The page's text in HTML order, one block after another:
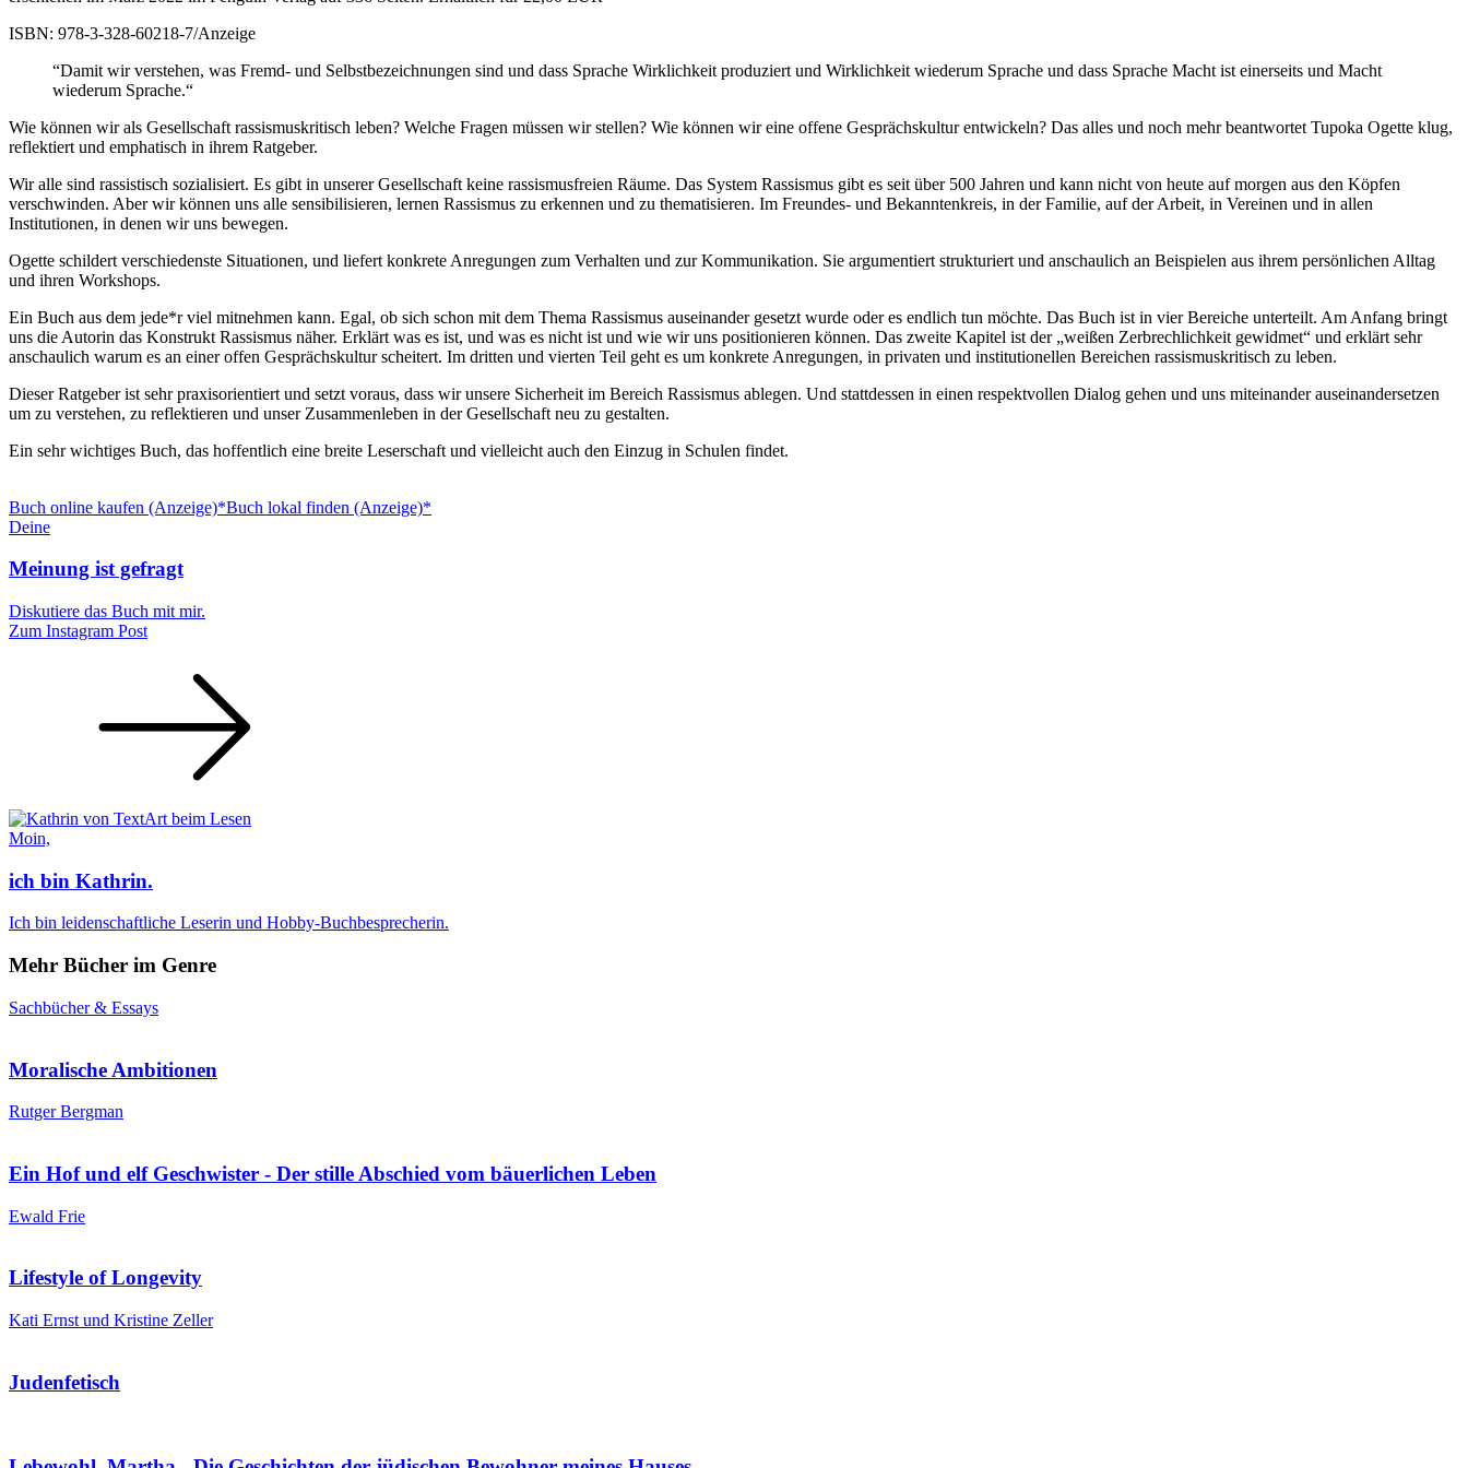
ISBN: 978-3-328-60218-7/Anzeige
“Damit wir verstehen, was Fremd- und Selbstbezeichnungen sind und dass Sprache Wirklichkeit produziert und Wirklichkeit wiederum Sprache und dass Sprache Macht ist einerseits und Macht
wiederum Sprache.“
Wie können wir als Gesellschaft rassismuskritisch leben? Welche Fragen müssen wir stellen? Wie können wir eine offene Gesprächskultur entwickeln? Das alles und noch mehr beantwortet Tupoka Ogette klug,
reflektiert und emphatisch in ihrem Ratgeber.
Wir alle sind rassistisch sozialisiert. Es gibt in unserer Gesellschaft keine rassismusfreien Räume. Das System Rassismus gibt es seit über 500 Jahren und kann nicht von heute auf morgen aus den Köpfen
verschwinden. Aber wir können uns alle sensibilisieren, lernen Rassismus zu erkennen und zu thematisieren. Im Freundes- und Bekanntenkreis, in der Familie, auf der Arbeit, in Vereinen und in allen
Institutionen, in denen wir uns bewegen.
Ogette schildert verschiedenste Situationen, und liefert konkrete Anregungen zum Verhalten und zur Kommunikation. Sie argumentiert strukturiert und anschaulich an Beispielen aus ihrem persönlichen Alltag
und ihren Workshops.
Ein Buch aus dem jede*r viel mitnehmen kann. Egal, ob sich schon mit dem Thema Rassismus auseinander gesetzt wurde oder es endlich tun möchte. Das Buch ist in vier Bereiche unterteilt. Am Anfang bringt
uns die Autorin das Konstrukt Rassismus näher. Erklärt was es ist, und was es nicht ist und wie wir uns positionieren können. Das zweite Kapitel ist der „weißen Zerbrechlichkeit gewidmet“ und erklärt sehr
anschaulich warum es an einer offen Gesprächskultur scheitert. Im dritten und vierten Teil geht es um konkrete Anregungen, in privaten und institutionellen Bereichen rassismuskritisch zu leben.
Dieser Ratgeber ist sehr praxisorientiert und setzt voraus, dass wir unsere Sicherheit im Bereich Rassismus ablegen. Und stattdessen in einen respektvollen Dialog gehen und uns miteinander auseinandersetzen
um zu verstehen, zu reflektieren und unser Zusammenleben in der Gesellschaft neu zu gestalten.
Ein sehr wichtiges Buch, das hoffentlich eine breite Leserschaft und vielleicht auch den Einzug in Schulen findet.
Buch online kaufen (Anzeige)*Buch lokal finden (Anzeige)*
Deine
Meinung ist gefragt
Diskutiere das Buch mit mir.
Zum Instagram Post
Moin,
ich bin Kathrin.
Ich bin leidenschaftliche Leserin und Hobby-Buchbesprecherin.
Mehr Bücher im Genre
Sachbücher & Essays
Moralische Ambitionen
Rutger Bergman
Ein Hof und elf Geschwister - Der stille Abschied vom bäuerlichen Leben
Ewald Frie
Lifestyle of Longevity
Kati Ernst und Kristine Zeller
Judenfetisch